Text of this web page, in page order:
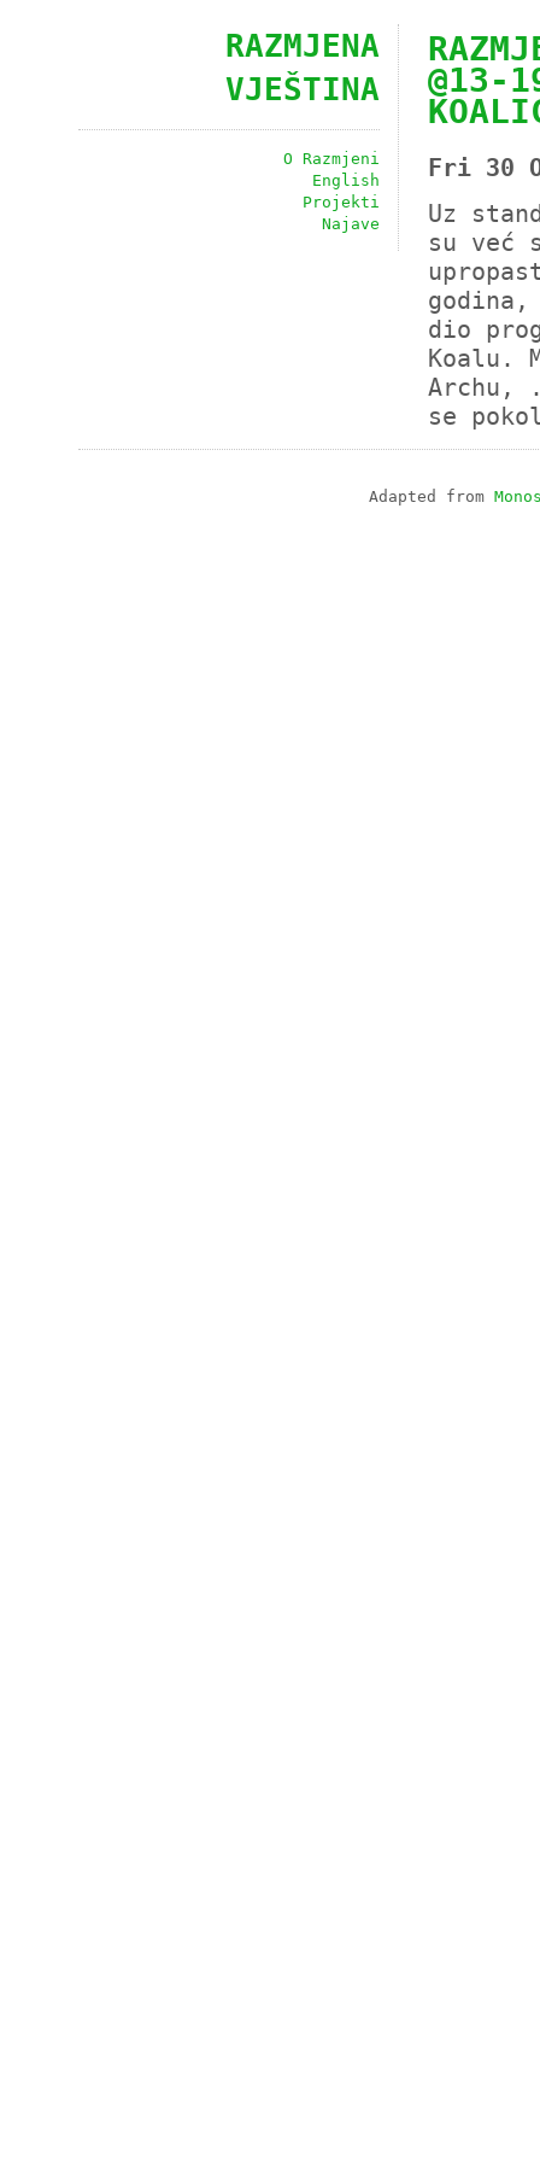
@13-
Fri 30
Uz
su već
dio
Koalu.
Archu,
se
RAZMJENA
VJEŠTINA
O Razmjeni
English
Projekti
Najave
Adapted from